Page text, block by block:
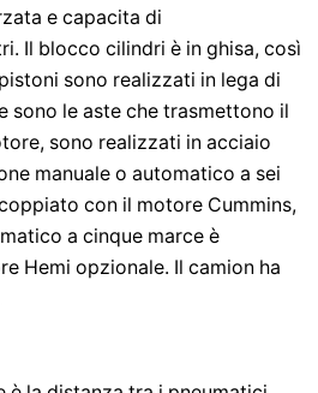
e capacita di
Il blocco cilindri è in ghisa, così
sono realizzati in lega di
sono le aste che trasmettono il
sono realizzati in acciaio
manuale o automatico a sei
con il motore Cummins,
a cinque marce è
Hemi opzionale. Il camion ha